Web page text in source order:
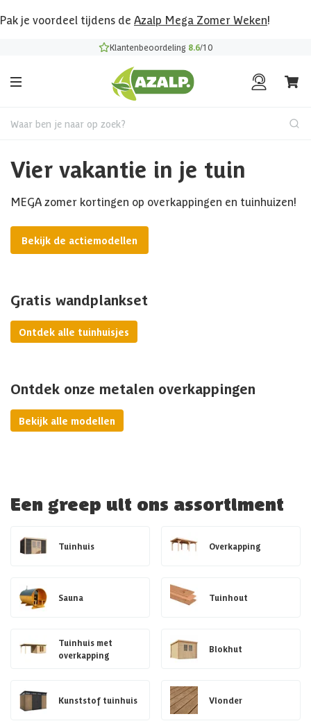
Pak je voordeel tijdens de Azalp Mega Zomer Weken!
Klantenbeoordeling 8.6/10
Waar ben je naar op zoek?
Vier vakantie in je tuin
MEGA zomer kortingen op overkappingen en tuinhuizen!
Bekijk de actiemodellen
Gratis wandplankset
Ontdek alle tuinhuisjes
Ontdek onze metalen overkappingen
Bekijk alle modellen
Een greep uit ons assortiment
Tuinhuis Overkapping
Sauna Tuinhout
Tuinhuis met
overkapping
Blokhut
Kunststof tuinhuis Vlonder